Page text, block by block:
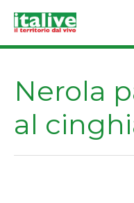
Nerola
al